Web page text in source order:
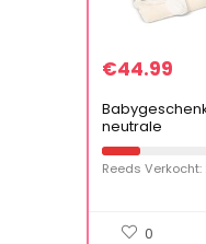
€44.99
neutrale
unisex
Reeds Verkocht:
0